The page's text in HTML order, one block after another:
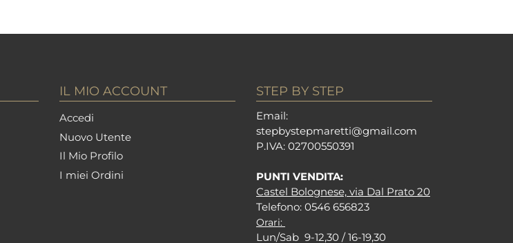
IL MIO ACCOUNT
Accedi
Nuovo Utente
Il Mio Profilo
I miei Ordini
STEP BY STEP
Email:
stepbystepmaretti@gmail.com
P.IVA: 02700550391
PUNTI VENDITA:
Castel Bolognese, via Dal Prato 20
Telefono: 0546 656823
Orari:
Lun/Sab 9-12,30 / 16-19,30